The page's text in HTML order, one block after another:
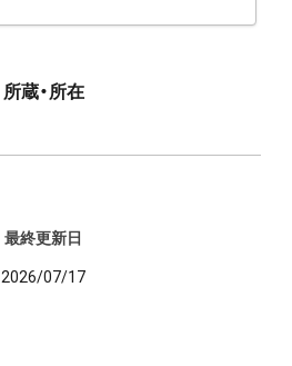
所蔵・所在
最終更新日
2026/07/17